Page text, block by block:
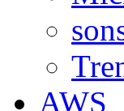
AWS